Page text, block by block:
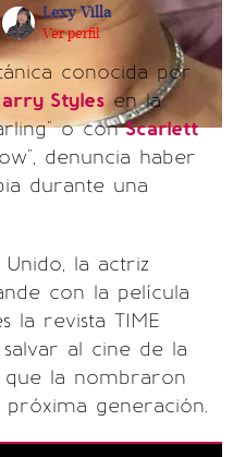
Lexy Villa
Ver perfil
conocida por
Stylesen la
o conScarlett
denuncia haber
durante una
la actriz
con la película
la revista TIME
al cine de la
la nombraron
generación.